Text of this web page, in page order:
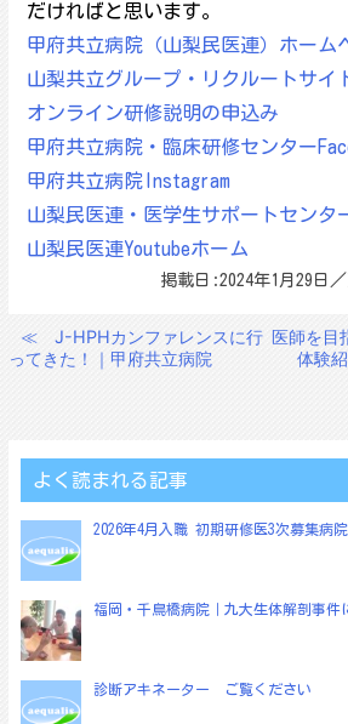
だければと思います。
甲府共立病院（山梨民医連）ホーム
山梨共立グループ・リクルートサイ
オンライン研修説明の申込み
甲府共立病院・臨床研修センター
甲府共立病院Instagram
山梨民医連・医学生サポートセンタ
山梨民医連Youtubeホーム
掲載日:2024年1月29日
投
シ
ョ
ン
≪
J-HPHカンファレンスに行
ってきた！｜甲府共立病院
医師を目
体験
よく読まれる記事
2026年4月入職 初期研修医3次募集病
福岡・千鳥橋病院｜九大生体解剖事件
診断アキネーター ご覧ください